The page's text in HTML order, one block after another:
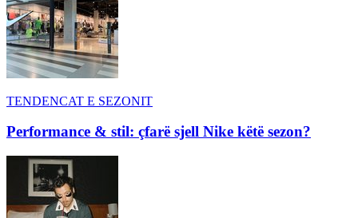
TENDENCAT E SEZONIT
Performance & stil: çfarë sjell Nike këtë sezon?